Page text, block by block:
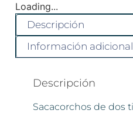
Loading...
Descripción
Información adicional
Descripción
Sacacorchos de dos